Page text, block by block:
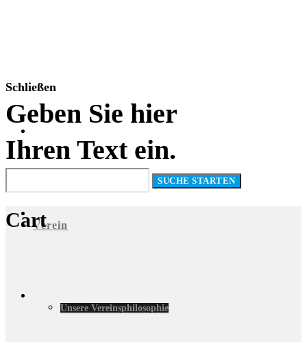
Verein
Unsere Vereinsphilosophie
Schließen
Geben Sie hier
Ihren Text ein.
Cart